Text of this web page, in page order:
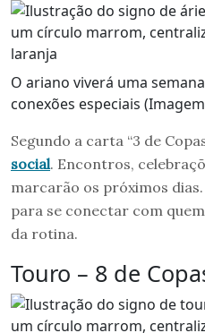
O ariano viverá uma
conexões especiais
Segundo a carta “3 de
social. Encontros,
marcarão os próximos
para se conectar com
da rotina.
Touro – 8 de